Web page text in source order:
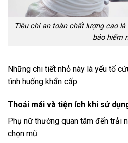
Tiêu chí an toàn chất lượng cao
bảo hiểm
Những chi tiết nhỏ này là yếu tố
tình huống khẩn cấp.
Thoải mái và tiện ích khi sử
Phụ nữ thường quan tâm đến trải
chọn mũ: